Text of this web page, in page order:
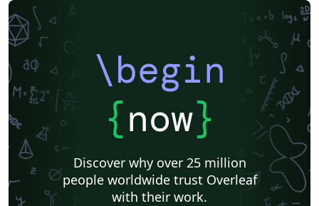
\begin
{now}
Discover why over 25 million
people worldwide trust Overleaf
with their work.